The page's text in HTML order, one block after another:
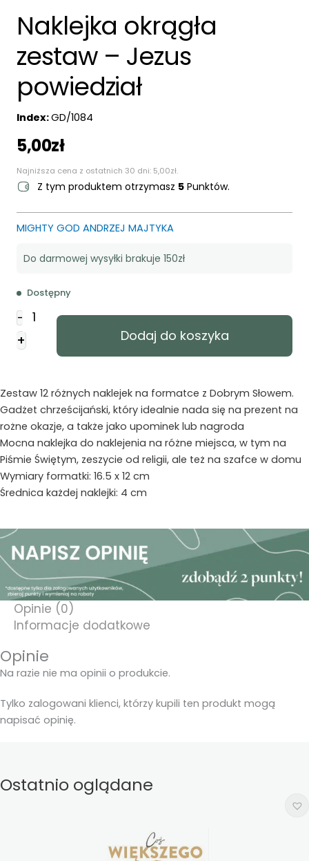
Naklejka okrągła
zestaw – Jezus
powiedział
Index:GD/1084
5,00zł
Najniższa cena z ostatnich 30 dni: 5,00zł.
Z tym produktem otrzymasz 5 Punktów.
MIGHTY GOD ANDRZEJ MAJTYKA
Do darmowej wysyłki brakuje 150zł
Dostępny
-
Naklejka
okrągła
zestaw
Jezus
powiedział
+ Dodaj do koszyka
Zestaw 12 różnych naklejek na formatce z Dobrym Słowem.
Gadżet chrześcijański, który idealnie nada się na prezent na
rożne okazje, a także jako upominek lub nagroda
Mocna naklejka do naklejenia na różne miejsca, w tym na
Piśmie Świętym, zeszycie od religii, ale też na szafce w domu
Wymiary formatki: 16.5 x 12 cm
Średnica każdej naklejki: 4 cm
Opinie (0)
Informacje dodatkowe
Opinie
Na razie nie ma opinii o produkcie.
Tylko zalogowani klienci, którzy kupili ten produkt mogą
napisać opinię.
Ostatnio oglądane